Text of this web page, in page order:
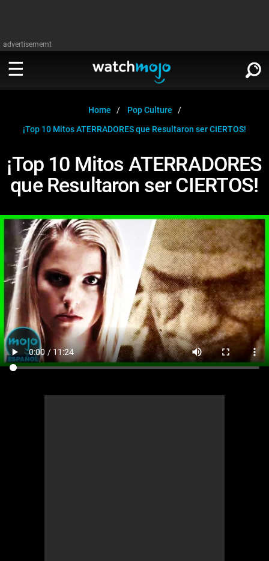
advertisememt
Televisión
Música
Celebrodades
Videojuegos
Cómics
Anime
Cultura Pop
Cine
Música
Celebrodades
Videojuegos
Cómics
Anime
Home
Pop Culture
¡Top 10 Mitos ATERRADORES que Resultaron ser CIERTOS!
¡Top 10 Mitos ATERRADORES
que Resultaron ser CIERTOS!